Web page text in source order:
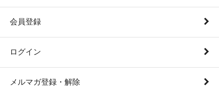
会員登録
ログイン
メルマガ登録・解除